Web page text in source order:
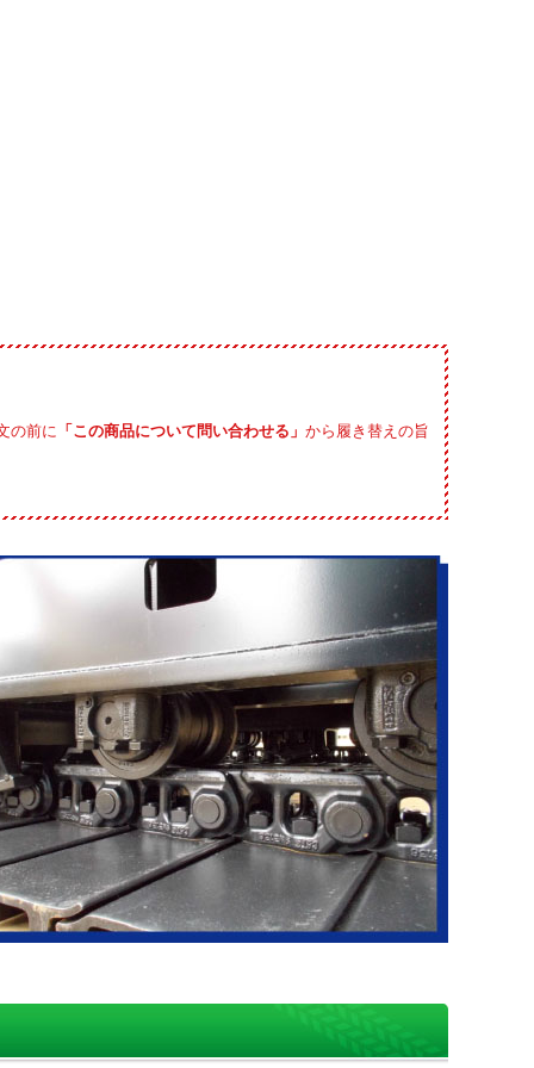
の前に 「この商品について問い合わせる」 から履き替えの旨